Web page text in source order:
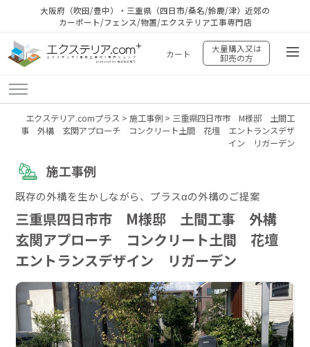
大阪府（吹田/豊中）・三重県（四日市/桑名/鈴鹿/津）近郊の
カーポート/フェンス/物置/エクステリア工事専門店
カート
大量購入又は
卸売の方
エクステリア.comプラス > 施工事例> 三重県四日市市 M様邸 土間工
事 外構 玄関アプローチ コンクリート土間 花壇 エントランスデザ
イン リガーデン
施工事例
既存の外構を生かしながら、プラスαの外構のご提案
三重県四日市市 M様邸 土間工事 外構
玄関アプローチ コンクリート土間 花壇
エントランスデザイン リガーデン